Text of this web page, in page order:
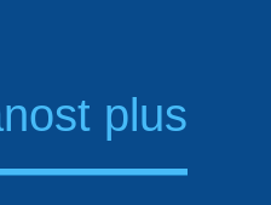
plus